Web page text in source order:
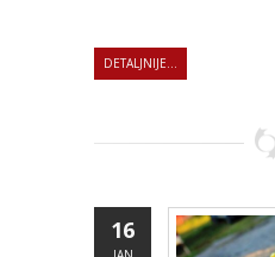
DETALJNIJE...
16